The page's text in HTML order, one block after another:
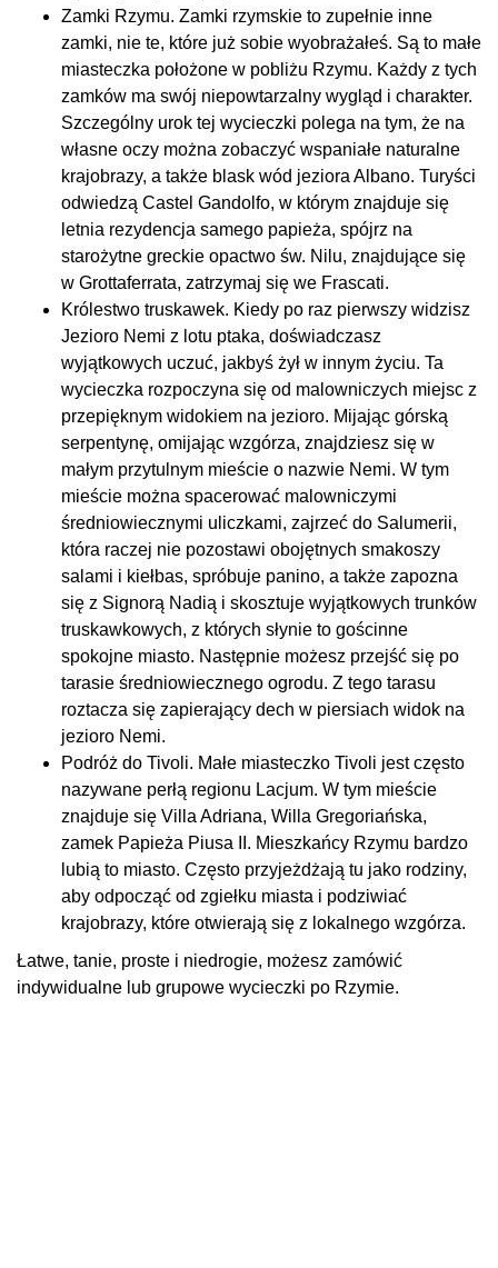
Zamki Rzymu. Zamki rzymskie to zupełnie inne
zamki, nie te, które już sobie wyobrażałeś. Są to małe
miasteczka położone w pobliżu Rzymu. Każdy z tych
zamków ma swój niepowtarzalny wygląd i charakter.
Szczególny urok tej wycieczki polega na tym, że na
własne oczy można zobaczyć wspaniałe naturalne
krajobrazy, a także blask wód jeziora Albano. Turyści
odwiedzą Castel Gandolfo, w którym znajduje się
letnia rezydencja samego papieża, spójrz na
starożytne greckie opactwo św. Nilu, znajdujące się
w Grottaferrata, zatrzymaj się we Frascati.
Królestwo truskawek. Kiedy po raz pierwszy widzisz
Jezioro Nemi z lotu ptaka, doświadczasz
wyjątkowych uczuć, jakbyś żył w innym życiu. Ta
wycieczka rozpoczyna się od malowniczych miejsc z
przepięknym widokiem na jezioro. Mijając górską
serpentynę, omijając wzgórza, znajdziesz się w
małym przytulnym mieście o nazwie Nemi. W tym
mieście można spacerować malowniczymi
średniowiecznymi uliczkami, zajrzeć do Salumerii,
która raczej nie pozostawi obojętnych smakoszy
salami i kiełbas, spróbuje panino, a także zapozna
się z Signorą Nadią i skosztuje wyjątkowych trunków
truskawkowych, z których słynie to gościnne
spokojne miasto. Następnie możesz przejść się po
tarasie średniowiecznego ogrodu. Z tego tarasu
roztacza się zapierający dech w piersiach widok na
jezioro Nemi.
Podróż do Tivoli. Małe miasteczko Tivoli jest często
nazywane perłą regionu Lacjum. W tym mieście
znajduje się Villa Adriana, Willa Gregoriańska,
zamek Papieża Piusa II. Mieszkańcy Rzymu bardzo
lubią to miasto. Często przyjeżdżają tu jako rodziny,
aby odpocząć od zgiełku miasta i podziwiać
krajobrazy, które otwierają się z lokalnego wzgórza.
Łatwe, tanie, proste i niedrogie, możesz zamówić
indywidualne lub grupowe wycieczki po Rzymie.